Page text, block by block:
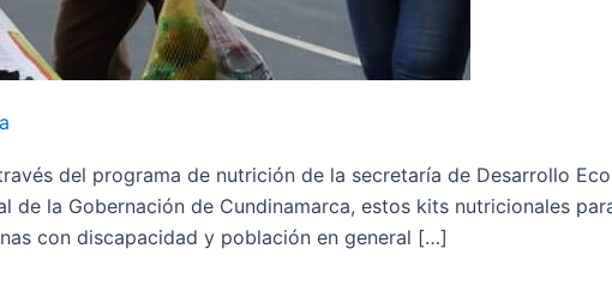
del programa de nutrición de la secretaría de Desarrollo
de la Gobernación de Cundinamarca, estos kits nutricionales
con discapacidad y población en general […]